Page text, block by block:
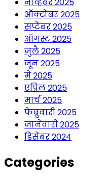
ऑक्टोबर 2025
सप्टेंबर 2025
ऑगस्ट 2025
जुलै 2025
जून 2025
मे 2025
एप्रिल 2025
मार्च 2025
फेब्रुवारी 2025
जानेवारी 2025
डिसेंबर 2024
Categories